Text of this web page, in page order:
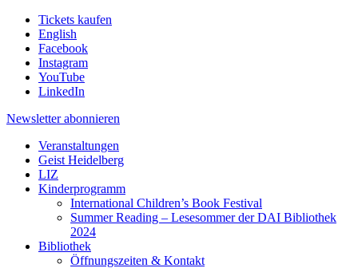
Tickets kaufen
English
Facebook
Instagram
YouTube
LinkedIn
Newsletter abonnieren
Veranstaltungen
Geist Heidelberg
LIZ
Kinderprogramm
International Children’s Book Festival
Summer Reading – Lesesommer der DAI Bibliothek
2024
Bibliothek
Öffnungszeiten & Kontakt